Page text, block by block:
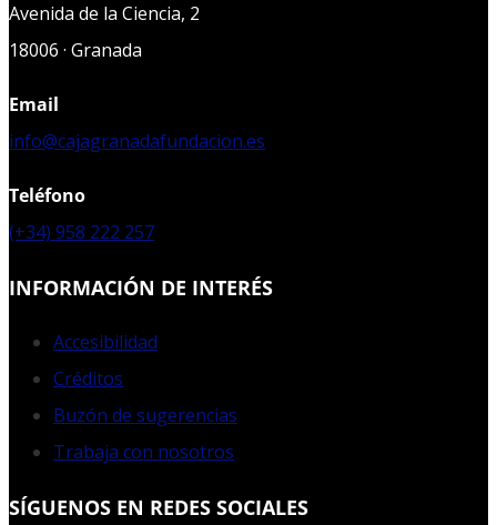
Avenida de la Ciencia, 2
18006 · Granada
Email
info@cajagranadafundacion.es
Teléfono
(+34) 958 222 257
INFORMACIÓN DE INTERÉS
Accesibilidad
Créditos
Buzón de sugerencias
Trabaja con nosotros
SÍGUENOS EN REDES SOCIALES